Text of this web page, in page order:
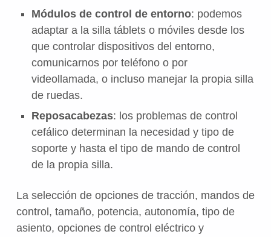
Módulos de control de entorno: podemos
adaptar a la silla táblets o móviles desde los
que controlar dispositivos del entorno,
comunicarnos por teléfono o por
videollamada, o incluso manejar la propia silla
de ruedas.
Reposacabezas: los problemas de control
cefálico determinan la necesidad y tipo de
soporte y hasta el tipo de mando de control
de la propia silla.
La selección de opciones de tracción, mandos de
control, tamaño, potencia, autonomía, tipo de
asiento, opciones de control eléctrico y